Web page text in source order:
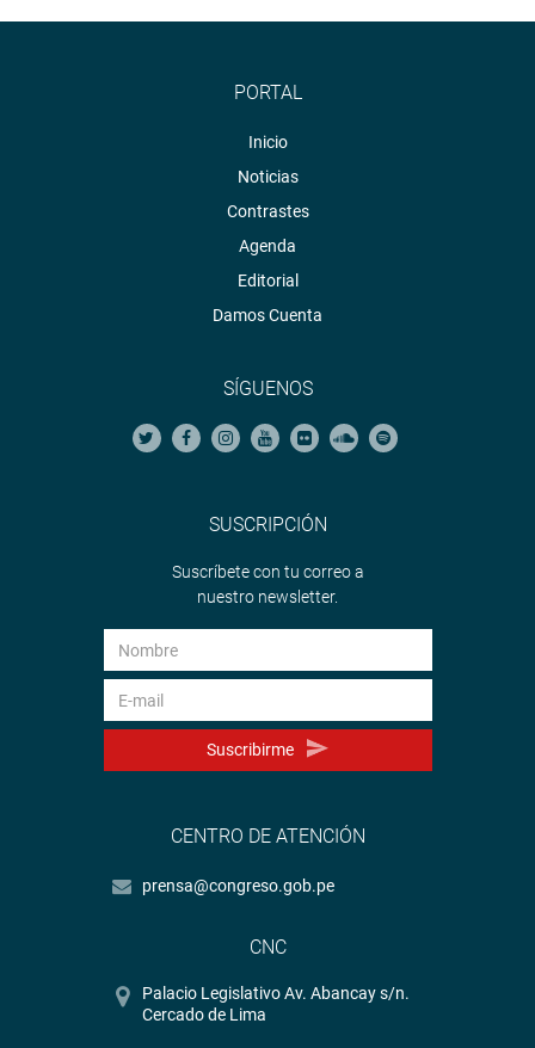
PORTAL
Inicio
Noticias
Contrastes
Agenda
Editorial
Damos Cuenta
SÍGUENOS
SUSCRIPCIÓN
Suscríbete con tu correo a
nuestro newsletter.
Suscribirme
CENTRO DE ATENCIÓN
prensa@congreso.gob.pe
CNC
Palacio Legislativo Av. Abancay s/n.
Cercado de Lima